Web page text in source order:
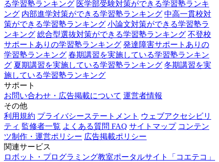
る学習塾ランキング 医学部受験対策ができる学習塾ランキ
ング 内部進学対策ができる学習塾ランキング 中高一貫校対
策ができる学習塾ランキング 小論文対策ができる学習塾ラ
ンキング 総合型選抜対策ができる学習塾ランキング 不登校
サポートありの学習塾ランキング 発達障害サポートありの
学習塾ランキング 春期講習を実施している学習塾ランキン
グ 夏期講習を実施している学習塾ランキング 冬期講習を実
施している学習塾ランキング
サポート
お問い合わせ・広告掲載について 運営者情報
その他
利用規約 プライバシーステートメント ウェブアクセシビリ
ティ 監修者一覧 よくある質問 FAQ サイトマップ コンテン
ツ制作・運営ポリシー 広告掲載ポリシー
関連サービス
ロボット・プログラミング教室ポータルサイト「コエテコ」